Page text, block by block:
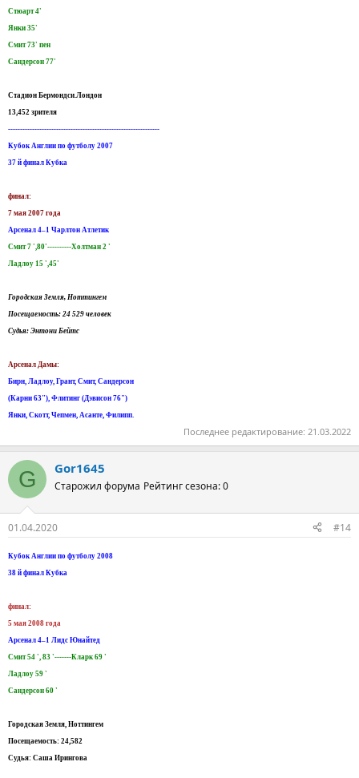
Стюарт 4'
Янки 35'
Смит 73' пен
Сандерсон 77'
Стадион Бермондси.Лондон
13,452 зрителя
---------------------------------------------------------------
Кубок Англии по футболу 2007
37 й финал Кубка
финал:
7 мая 2007 года
Арсенал 4–1 Чарлтон Атлетик
Смит 7 ',80'----------Холтман 2 '
Ладлоу 15 ',45'
Городская Земля, Ноттингем
Посещаемость: 24 529 человек
Судья: Энтони Бейтс
Арсенал Дамы:
Бирн, Ладлоу, Грант, Смит, Сандерсон
(Карни 63"), Флитинг (Дэвисон 76")
Янки, Скотт, Чепмен, Асанте, Филипп.
Последнее редактирование: 21.03.2022
G Gor1645
Старожил форума Рейтинг сезона: 0
01.04.2020 #14
Кубок Англии по футболу 2008
38 й финал Кубка
финал:
5 мая 2008 года
Арсенал 4–1 Лидс Юнайтед
Смит 54 ', 83 '-------Кларк 69 '
Ладлоу 59 '
Сандерсон 60 '
Городская Земля, Ноттингем
Посещаемость: 24,582
Судья: Саша Ирингова